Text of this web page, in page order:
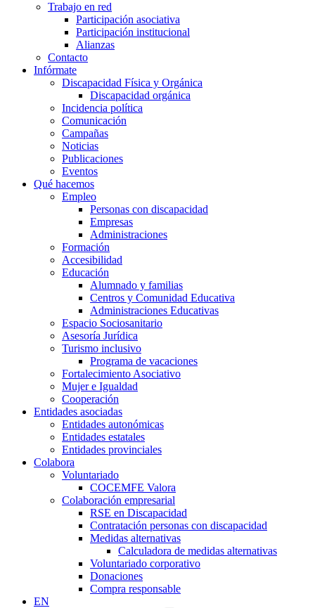
Trabajo en red
Participación asociativa
Participación institucional
Alianzas
Contacto
Infórmate
Discapacidad Física y Orgánica
Discapacidad orgánica
Incidencia política
Comunicación
Campañas
Noticias
Publicaciones
Eventos
Qué hacemos
Empleo
Personas con discapacidad
Empresas
Administraciones
Formación
Accesibilidad
Educación
Alumnado y familias
Centros y Comunidad Educativa
Administraciones Educativas
Espacio Sociosanitario
Asesoría Jurídica
Turismo inclusivo
Programa de vacaciones
Fortalecimiento Asociativo
Mujer e Igualdad
Cooperación
Entidades asociadas
Entidades autonómicas
Entidades estatales
Entidades provinciales
Colabora
Voluntariado
COCEMFE Valora
Colaboración empresarial
RSE en Discapacidad
Contratación personas con discapacidad
Medidas alternativas
Calculadora de medidas alternativas
Voluntariado corporativo
Donaciones
Compra responsable
EN